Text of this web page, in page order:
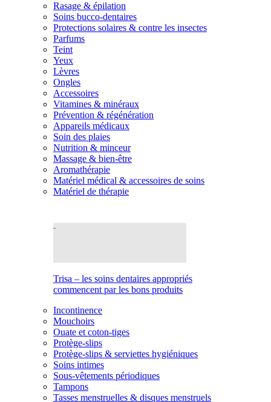
Rasage & épilation
Soins bucco-dentaires
Protections solaires & contre les insectes
Parfums
Teint
Yeux
Lèvres
Ongles
Accessoires
Vitamines & minéraux
Prévention & régénération
Appareils médicaux
Soin des plaies
Nutrition & minceur
Massage & bien-être
Aromathérapie
Matériel médical & accessoires de soins
Matériel de thérapie
Trisa – les soins dentaires appropriés
commencent par les bons produits
Incontinence
Mouchoirs
Ouate et coton-tiges
Protège-slips
Protège-slips & serviettes hygiéniques
Soins intimes
Sous-vêtements périodiques
Tampons
Tasses menstruelles & disques menstruels